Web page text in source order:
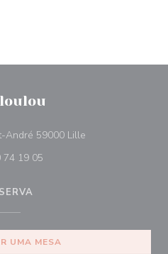
André 59000 Lille
74 19 05
UMA MESA